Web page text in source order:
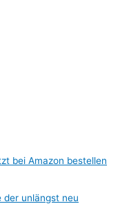
bei Amazon bestellen
der unlängst neu